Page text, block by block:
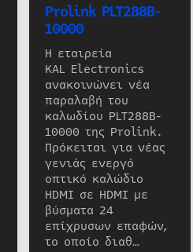
Prolink PLT288B-
10000
Η εταιρεία
KAL Electronics
ανακοινώνει νέα
παραλαβή του
καλωδίου PLT288B-
10000 της Prolink.
Πρόκειται για νέας
γενιάς ενεργό
οπτικό καλώδιο
HDMI σε HDMI με
βύσματα 24
επίχρυσων επαφών,
το οποίο διαθ…